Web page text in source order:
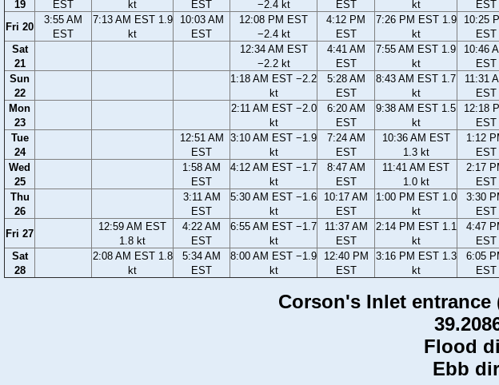
19
EST
kt
EST
−2.4 kt
EST
kt
EST
Fri 20
3:55 AM
EST
7:13 AM EST 1.9
kt
10:03 AM
EST
12:08 PM EST
−2.4 kt
4:12 PM
EST
7:26 PM EST 1.9
kt
10:25
EST
Sat
21
12:34 AM EST
−2.2 kt
4:41 AM
EST
7:55 AM EST 1.9
kt
10:46
EST
Sun
22
1:18 AM EST −2.2
kt
5:28 AM
EST
8:43 AM EST 1.7
kt
11:31
EST
Mon
23
2:11 AM EST −2.0
kt
6:20 AM
EST
9:38 AM EST 1.5
kt
12:18
EST
Tue
24
12:51 AM
EST
3:10 AM EST −1.9
kt
7:24 AM
EST
10:36 AM EST
1.3 kt
1:12
EST
Wed
25
1:58 AM
EST
4:12 AM EST −1.7
kt
8:47 AM
EST
11:41 AM EST
1.0 kt
2:17
EST
Thu
26
3:11 AM
EST
5:30 AM EST −1.6
kt
10:17 AM
EST
1:00 PM EST 1.0
kt
3:30
EST
Fri 27
12:59 AM EST
1.8 kt
4:22 AM
EST
6:55 AM EST −1.7
kt
11:37 AM
EST
2:14 PM EST 1.1
kt
4:47
EST
Sat
28
2:08 AM EST 1.8
kt
5:34 AM
EST
8:00 AM EST −1.9
kt
12:40 PM
EST
3:16 PM EST 1.3
kt
6:05
EST
Corson's Inlet entrance
Flood
Ebb